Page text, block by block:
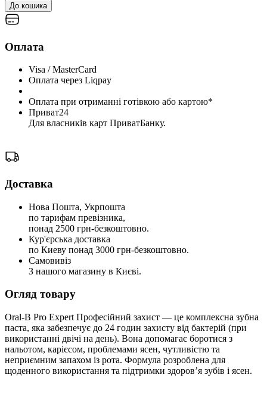
До кошика
Оплата
Visa / MasterCard
Оплата через Liqpay
Оплата при отриманні готівкою або картою*
Приват24
Для власників карт ПриватБанку.
Доставка
Нова Пошта, Укрпошта
по тарифам превізника,
понад 2500 грн-безкоштовно.
Кур'єрська доставка
по Киеву понад 3000 грн-безкоштовно.
Самовивіз
З нашого магазину в Києві.
Огляд товару
Oral-B Pro Expert Професійний захист — це комплексна зубна
паста, яка забезпечує до 24 годин захисту від бактерій (при
використанні двічі на день). Вона допомагає боротися з
нальотом, карієсом, проблемами ясен, чутливістю та
неприємним запахом із рота. Формула розроблена для
щоденного використання та підтримки здоров’я зубів і ясен.